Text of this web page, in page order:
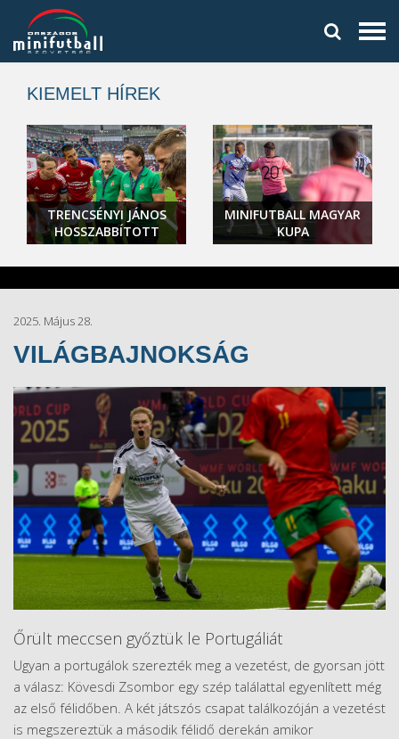
KIEMELT HÍREK
TRENCSÉNYI JÁNOS
HOSSZABBÍTOTT
MINIFUTBALL MAGYAR
KUPA
2025. Május 28.
VILÁGBAJNOKSÁG
Őrült meccsen győztük le Portugáliát
Ugyan a portugálok szerezték meg a vezetést, de gyorsan jött
a válasz: Kövesdi Zsombor egy szép találattal egyenlített még
az első félidőben. A két játszós csapat találkozóján a vezetést
is megszereztük a második félidő derekán amikor